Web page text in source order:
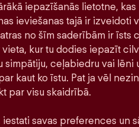
iepazīšanās lietotne,
ieviešanas tajā ir izveidoti
no šīm saderībām ir īsts
vieta, kur tu dodies iepazīt
simpātiju, ceļabiedru vai
kaut ko īstu. Pat ja vēl
par visu skaidrībā.
iestati savas preferences un